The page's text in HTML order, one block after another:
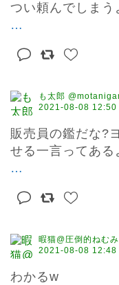
つい頼んでしまう
…
も太郎
2021-08-08 12:50
販売員の鑑だな?
せる一言ってある
…
暇猫@圧倒的ねむ
2021-08-08 12:48
わかるw